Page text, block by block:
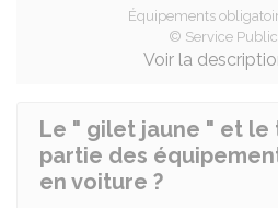
Équipements
© Service Public
Voir la
Le " gilet jaune " et
partie des
en voiture ?